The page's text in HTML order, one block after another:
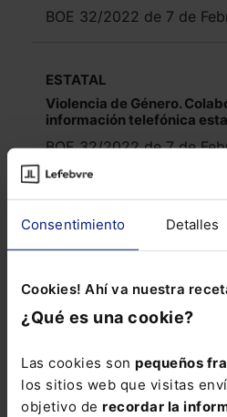
Consentimiento Detalles
Cookies! Ahí va nuestra
¿Qué es una cookie?
Las cookies son pequeños
los sitios web que visitas
objetivo de recordar la
BOE 32/2022 de 7 de
ESTATAL
Violencia de Género.
información telefónica
BOE 32/2022 de 7 de
Ayudas a personas en
discapacidad
Subvenciones directas a
monoparentales
DOGV 9256/2022 de 14